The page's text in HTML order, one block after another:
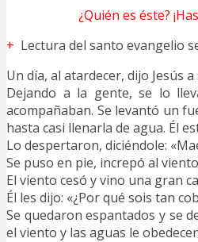
¿Quién es éste?
+ Lectura del santo evangelio
Un día, al atardecer, dijo Jesús
Dejando a la gente, se lo
acompañaban. Se levantó un
hasta casi llenarla de agua. Él
Lo despertaron, diciéndole:
Se puso en pie, increpó al
El viento cesó y vino una gran
Él les dijo: «¿Por qué sois tan
Se quedaron espantados y se
el viento y las aguas le